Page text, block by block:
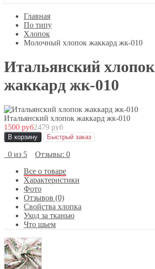
Главная
По типу
Хлопок
Молочный хлопок жаккард жк-010
Итальянский хлопок
жаккард жк-010
Итальянский хлопок жаккард жк-010
1500 руб2479 руб
В корзину Быстрый заказ
0 из 5
Отзывы: 0
Все о товаре
Характеристики
Фото
Отзывов (0)
Свойства хлопка
Уход за тканью
Что шьем